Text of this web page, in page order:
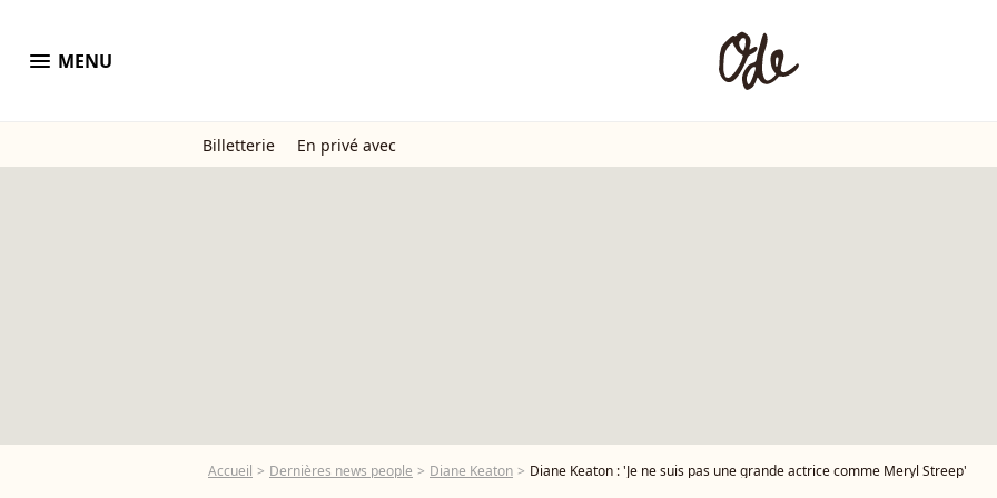
menu MENU
Billetterie En privé avec
Accueil Dernières news people Diane Keaton Diane Keaton : 'Je ne suis pas une grande actrice comme Meryl Streep'